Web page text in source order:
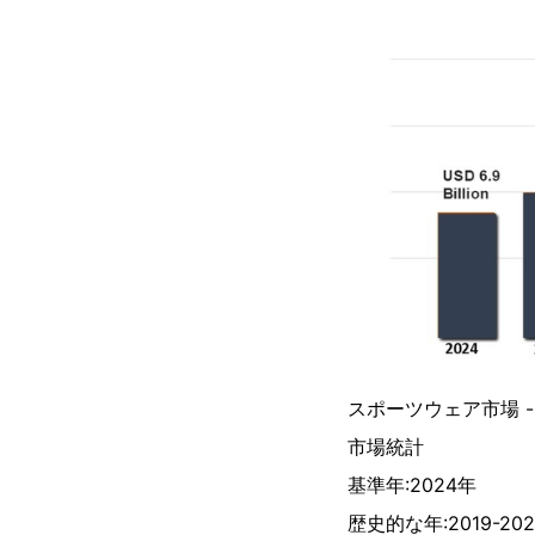
スポーツウェア市場
市場統計
基準年:2024年
歴史的な年:2019-